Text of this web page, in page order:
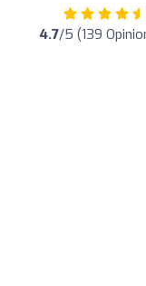
4.7/5 (139